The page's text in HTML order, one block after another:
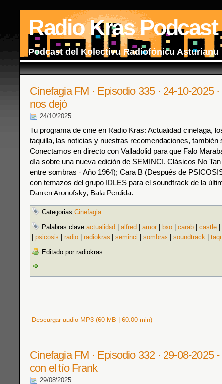
Radio Kras Podcast
Podcast del Kolectivu Radiofónicu Asturianu
Cinefagia FM · Episodio 335 · 24-10-2025
nos dejó
24/10/2025
Tu programa de cine en Radio Kras: Actualidad cinéfaga,
taquilla, las noticias y nuestras recomendaciones, también
Conectamos en directo con Valladolid para que Falo
día sobre una nueva edición de SEMINCI. Clásicos No
entre sombras · Año 1964); Cara B (Después de
con temazos del grupo IDLES para el soundtrack de la
Darren Aronofsky, Bala Perdida.
Categorias Cinefagia
Palabras clave actualidad alfred amor bso carab castle
psicosis radio radiokras seminci sombras soundtrack
Editado por radiokras
Descargar audio MP3 (60 MB | 60:00 min)
Cinefagia FM · Episodio 332 · 29-08-2025
con el tío Frank
29/08/2025